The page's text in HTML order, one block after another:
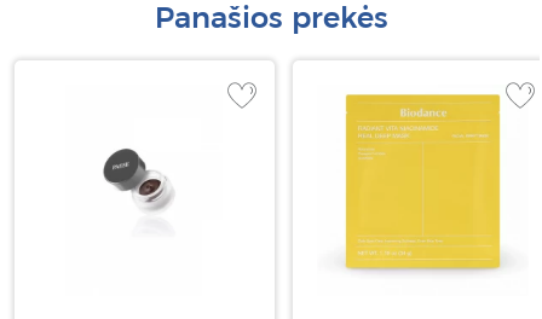
Panašios prekės